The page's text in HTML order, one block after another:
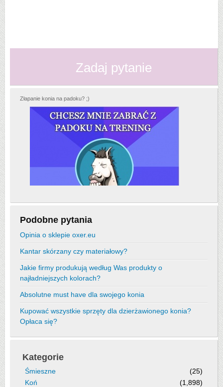
Zadaj pytanie
Złapanie konia na padoku? ;)
Podobne pytania
Opinia o sklepie oxer.eu
Kantar skórzany czy materiałowy?
Jakie firmy produkują według Was produkty o
najładniejszych kolorach?
Absolutne must have dla swojego konia
Kupować wszystkie sprzęty dla dzierżawionego konia?
Opłaca się?
Kategorie
Śmieszne
(25)
Koń
(1,898)